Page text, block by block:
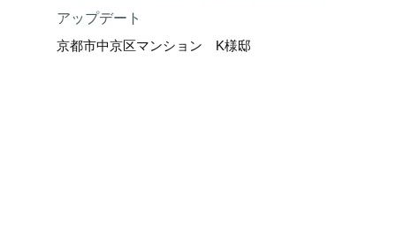
アップデート
京都市中京区マンション K様邸